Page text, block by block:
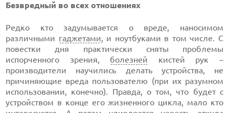
Безвредный во всех отношениях
Редко кто задумывается о вреде, наносимом
различными гаджетами, и ноутбуками в том числе. С
повестки дня практически сняты проблемы
испорченного зрения, болезней кистей рук –
производители научились делать устройства, не
причиняющие вреда пользователю (при их разумном
использовании, конечно). Правда, о том, что будет с
устройством в конце его жизненного цикла, мало кто